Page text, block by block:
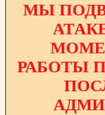
МЫ
РАБОТЫ